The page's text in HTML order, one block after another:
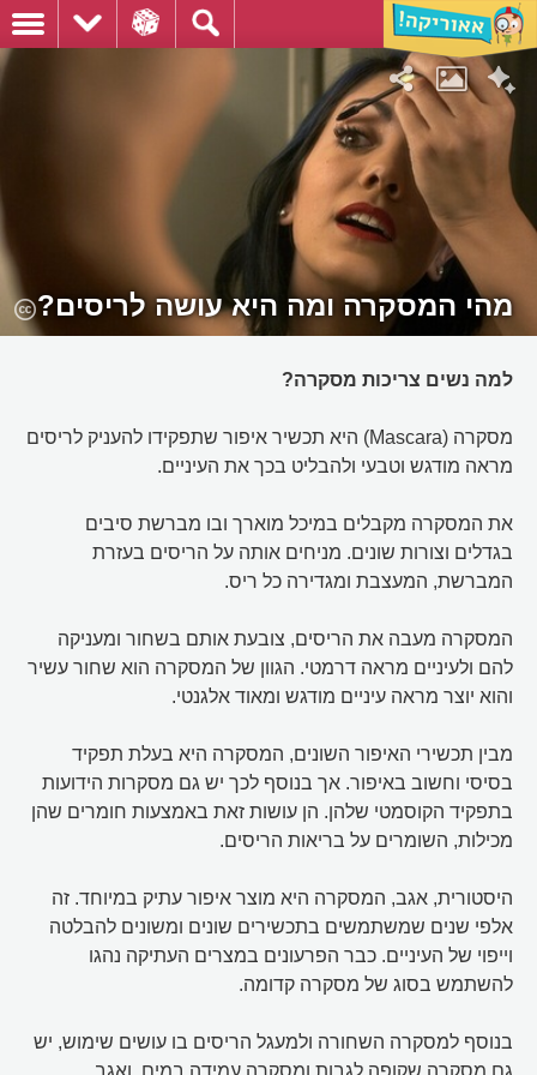
מהי המסקרה ומה היא עושה לריסים?
למה נשים צריכות מסקרה?
מסקרה (Mascara) היא תכשיר איפור שתפקידו להעניק לריסים
מראה מודגש וטבעי ולהבליט בכך את העיניים.
את המסקרה מקבלים במיכל מוארך ובו מברשת סיבים
בגדלים וצורות שונים. מניחים אותה על הריסים בעזרת
המברשת, המעצבת ומגדירה כל ריס.
המסקרה מעבה את הריסים, צובעת אותם בשחור ומעניקה
להם ולעיניים מראה דרמטי. הגוון של המסקרה הוא שחור עשיר
והוא יוצר מראה עיניים מודגש ומאוד אלגנטי.
מבין תכשירי האיפור השונים, המסקרה היא בעלת תפקיד
בסיסי וחשוב באיפור. אך בנוסף לכך יש גם מסקרות הידועות
בתפקיד הקוסמטי שלהן. הן עושות זאת באמצעות חומרים שהן
מכילות, השומרים על בריאות הריסים.
היסטורית, אגב, המסקרה היא מוצר איפור עתיק במיוחד. זה
אלפי שנים שמשתמשים בתכשירים שונים ומשונים להבלטה
וייפוי של העיניים. כבר הפרעונים במצרים העתיקה נהגו
להשתמש בסוג של מסקרה קדומה.
בנוסף למסקרה השחורה ולמעגל הריסים בו עושים שימוש, יש
גם מסקרה שקופה לגבות ומסקרה עמידה במים. ואגב,